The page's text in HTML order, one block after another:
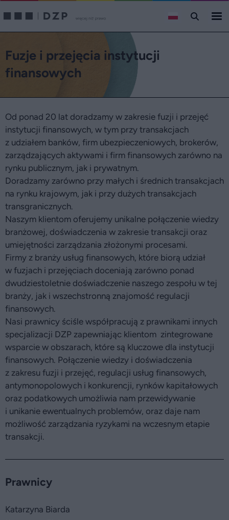
Fuzje i przejęcia instytucji
finansowych
Prawnicy
Katarzyna Biarda
Od ponad 20 lat doradzamy w zakresie fuzji i przejęć
instytucji finansowych, w tym przy transakcjach
z udziałem banków, firm ubezpieczeniowych, brokerów,
zarządzających aktywami i firm finansowych zarówno na
rynku publicznym, jak i prywatnym.
Doradzamy zarówno przy małych i średnich transakcjach
na rynku krajowym, jak i przy dużych transakcjach
transgranicznych.
Naszym klientom oferujemy unikalne połączenie wiedzy
branżowej, doświadczenia w zakresie transakcji oraz
umiejętności zarządzania złożonymi procesami.
Firmy z branży usług finansowych, które biorą udział
w fuzjach i przejęciach doceniają zarówno ponad
dwudziestoletnie doświadczenie naszego zespołu w tej
branży, jak i wszechstronną znajomość regulacji
finansowych.
Nasi prawnicy ściśle współpracują z prawnikami innych
specjalizacji DZP zapewniając klientom zintegrowane
wsparcie w obszarach, które są kluczowe dla instytucji
finansowych. Połączenie wiedzy i doświadczenia
z zakresu fuzji i przejęć, regulacji usług finansowych,
antymonopolowych i konkurencji, rynków kapitałowych
oraz podatkowych umożliwia nam przewidywanie
i unikanie ewentualnych problemów, oraz daje nam
możliwość zarządzania ryzykami na wczesnym etapie
transakcji.